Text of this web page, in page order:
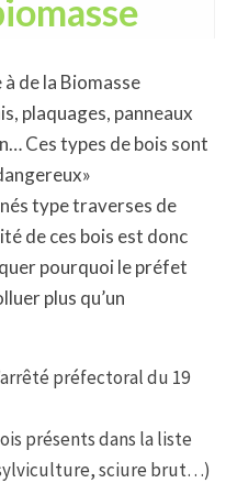
de la Biomasse
plaquages, panneaux
Ces types de bois sont
type traverses de
de ces bois est donc
pourquoi le préfet
plus qu’un
préfectoral du 19
présents dans la liste
sciure brut…)